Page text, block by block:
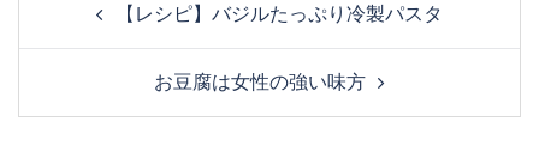
navigation【レシピ】バジルたっぷり冷製パスタ
お豆腐は女性の強い味方